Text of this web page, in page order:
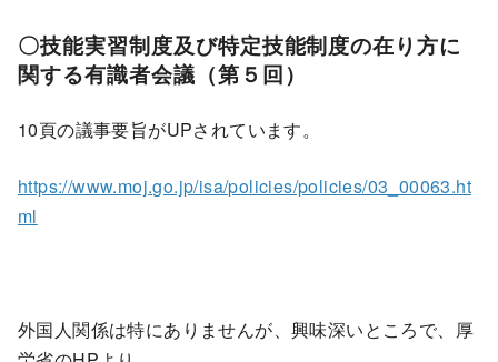
〇技能実習制度及び特定技能制度の在り方に
関する有識者会議（第５回）
10頁の議事要旨がUPされています。
https://www.moj.go.jp/isa/policies/policies/03_00063.ht
ml
外国人関係は特にありませんが、興味深いところで、厚